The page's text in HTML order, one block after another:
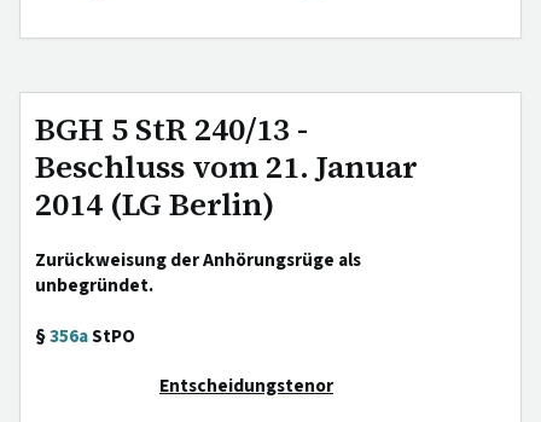
BGH 5 StR 240/13 -
Beschluss vom 21. Januar
2014 (LG Berlin)
Zurückweisung der Anhörungsrüge als
unbegründet.
§356aStPO
Entscheidungstenor